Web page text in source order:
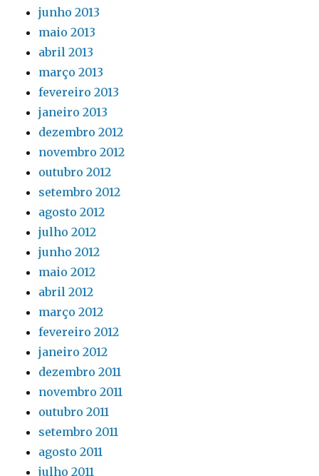
junho 2013
maio 2013
abril 2013
março 2013
fevereiro 2013
janeiro 2013
dezembro 2012
novembro 2012
outubro 2012
setembro 2012
agosto 2012
julho 2012
junho 2012
maio 2012
abril 2012
março 2012
fevereiro 2012
janeiro 2012
dezembro 2011
novembro 2011
outubro 2011
setembro 2011
agosto 2011
julho 2011